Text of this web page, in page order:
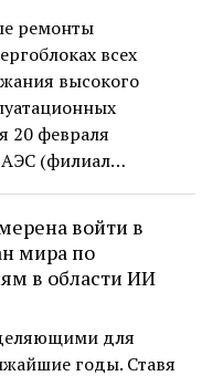
ремонты
всех
высокого
20 февраля
АЭС (филиал…
войти в
мира по
в области ИИ
для
годы. Ставя